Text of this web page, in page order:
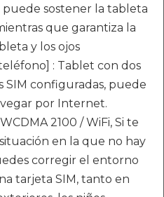
sostener la tableta
que garantiza la
y los ojos
: Tablet con dos
SIM configuradas, puede
por Internet.
2100 / WiFi, Si te
en la que no hay
corregir el entorno
tarjeta SIM, tanto en